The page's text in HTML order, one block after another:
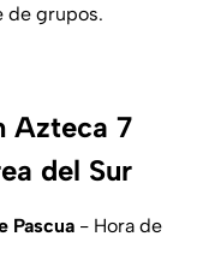
de grupos.
Azteca 7
del Sur
Pascua - Hora de